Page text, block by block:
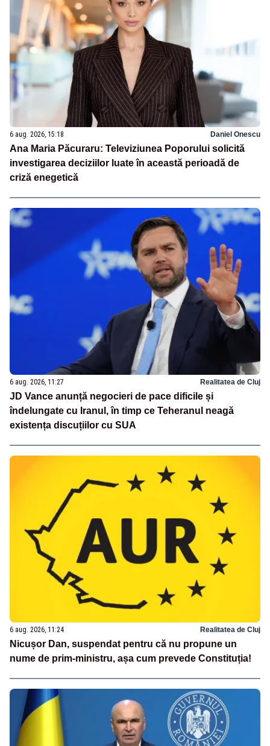
6 aug. 2026, 15:18 Daniel Onescu
Ana Maria Păcuraru: Televiziunea Poporului solicită
investigarea deciziilor luate în această perioadă de
criză enegetică
6 aug. 2026, 11:27 Realitatea de Cluj
JD Vance anunță negocieri de pace dificile și
îndelungate cu Iranul, în timp ce Teheranul neagă
existența discuțiilor cu SUA
6 aug. 2026, 11:24 Realitatea de Cluj
Nicușor Dan, suspendat pentru că nu propune un
nume de prim-ministru, așa cum prevede Constituția!